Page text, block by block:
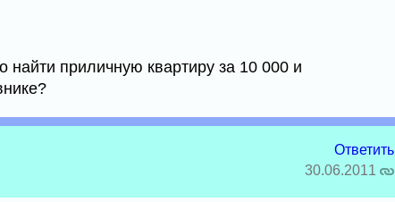
найти приличную квартиру за 10 000 и
Ответить
30.06.2011